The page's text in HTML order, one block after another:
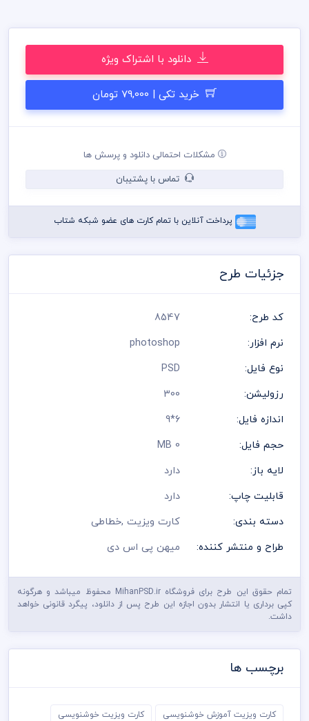
دانلود با اشتراک ویژه
خرید تکی | 79,000 تومان
مشکلات احتمالی دانلود و پرسش ها
تماس با پشتیبان
پرداخت آنلاین با تمام کارت های عضو شبکه شتاب
جزئیات طرح
کد طرح:
8547
نرم افزار:
photoshop
نوع فایل:
PSD
رزولیشن:
300
اندازه فایل:
6*9
حجم فایل:
0 MB
لایه باز:
دارد
قابلیت چاپ:
دارد
دسته بندی:
کارت ویزیت,خطاطی
طراح و منتشر کننده:
میهن پی اس دی
تمام حقوق این طرح برای فروشگاه MihanPSD.ir محفوظ میباشد و هرگونه
کپی برداری یا انتشار بدون اجازه این طرح پس از دانلود، پیگرد قانونی خواهد
داشت.
برچسب ها
کارت ویزیت آموزش خوشنویسی کارت ویزیت خوشنویسی
کلیه طراحی های کارت ویزیت بصورت لایه باز و با فرمت فتوشاپ می
باشد که می توانید جهت ویرایش از نرم افزار فتوشاپ استفاده نمائید
شما می توانید چاپ کارت ویزیت های موجود در وب سایت میهن پی
اس دی را نزد چاپحانه مجموعه چاپ و در سراسر کشور دریافت نمائید
برای دانلود کارت ویزیت و طرح لایه باز به صورت به صرفه می توانید از
بسته های اشتراک ویژه استفاده نمائید و کارت ویزیت رایگان دانلود
نمائید
خریدار می باشد
در طراحی کارت ویزیت از لوگو و نشان های تجاری نمادین استفاده
شده است و مسئولیت استفاده از همان لوگو به عهده خریدار می
رعایت کلیه قوانین موجود در سایت به عهده خریدار می باشد